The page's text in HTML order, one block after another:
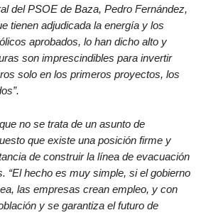
del PSOE de Baza, Pedro Fernández,
tienen adjudicada la energía y los
aprobados, lo han dicho alto y
son imprescindibles para invertir
solo en los primeros proyectos, los
no se trata de un asunto de
que existe una posición firme y
de construir la línea de evacuación
“El hecho es muy simple, si el gobierno
las empresas crean empleo, y con
y se garantiza el futuro de